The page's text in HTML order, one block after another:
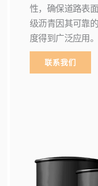
性，确保道路表
级沥青因其可靠
度得到广泛应用。
联系我们